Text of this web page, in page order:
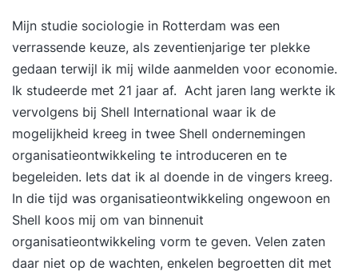
Mijn studie sociologie in Rotterdam was een
verrassende keuze, als zeventienjarige ter plekke
gedaan terwijl ik mij wilde aanmelden voor economie.
Ik studeerde met 21 jaar af. Acht jaren lang werkte ik
vervolgens bij Shell International waar ik de
mogelijkheid kreeg in twee Shell ondernemingen
organisatieontwikkeling te introduceren en te
begeleiden. Iets dat ik al doende in de vingers kreeg.
In die tijd was organisatieontwikkeling ongewoon en
Shell koos mij om van binnenuit
organisatieontwikkeling vorm te geven. Velen zaten
daar niet op de wachten, enkelen begroetten dit met